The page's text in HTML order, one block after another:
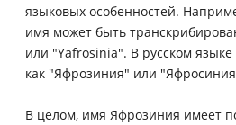
языковых особенностей.
имя может быть
или "Yafrosinia". В русском
как "Яфрозиния" или
В целом, имя Яфрозиния имеет